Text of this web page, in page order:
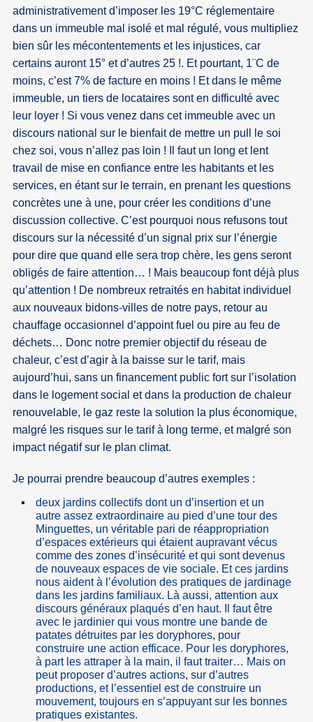
administrativement d’imposer les 19°C réglementaire
dans un immeuble mal isolé et mal régulé, vous multipliez
bien sûr les mécontentements et les injustices, car
certains auront 15° et d’autres 25 !. Et pourtant, 1¨C de
moins, c’est 7% de facture en moins ! Et dans le même
immeuble, un tiers de locataires sont en difficulté avec
leur loyer ! Si vous venez dans cet immeuble avec un
discours national sur le bienfait de mettre un pull le soi
chez soi, vous n’allez pas loin ! Il faut un long et lent
travail de mise en confiance entre les habitants et les
services, en étant sur le terrain, en prenant les questions
concrètes une à une, pour créer les conditions d’une
discussion collective. C’est pourquoi nous refusons tout
discours sur la nécessité d’un signal prix sur l’énergie
pour dire que quand elle sera trop chère, les gens seront
obligés de faire attention… ! Mais beaucoup font déjà plus
qu’attention ! De nombreux retraités en habitat individuel
aux nouveaux bidons-villes de notre pays, retour au
chauffage occasionnel d’appoint fuel ou pire au feu de
déchets… Donc notre premier objectif du réseau de
chaleur, c’est d’agir à la baisse sur le tarif, mais
aujourd’hui, sans un financement public fort sur l’isolation
dans le logement social et dans la production de chaleur
renouvelable, le gaz reste la solution la plus économique,
malgré les risques sur le tarif à long terme, et malgré son
impact négatif sur le plan climat.
Je pourrai prendre beaucoup d’autres exemples :
deux jardins collectifs dont un d’insertion et un
autre assez extraordinaire au pied d’une tour des
Minguettes, un véritable pari de réappropriation
d’espaces extérieurs qui étaient aupravant vécus
comme des zones d’insécurité et qui sont devenus
de nouveaux espaces de vie sociale. Et ces jardins
nous aident à l’évolution des pratiques de jardinage
dans les jardins familiaux. Là aussi, attention aux
discours généraux plaqués d’en haut. Il faut être
avec le jardinier qui vous montre une bande de
patates détruites par les doryphores, pour
construire une action efficace. Pour les doryphores,
à part les attraper à la main, il faut traiter… Mais on
peut proposer d’autres actions, sur d’autres
productions, et l’essentiel est de construire un
mouvement, toujours en s’appuyant sur les bonnes
pratiques existantes.